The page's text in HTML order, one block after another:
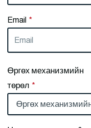
Email *
Өргөх механизмийн
төрөл *